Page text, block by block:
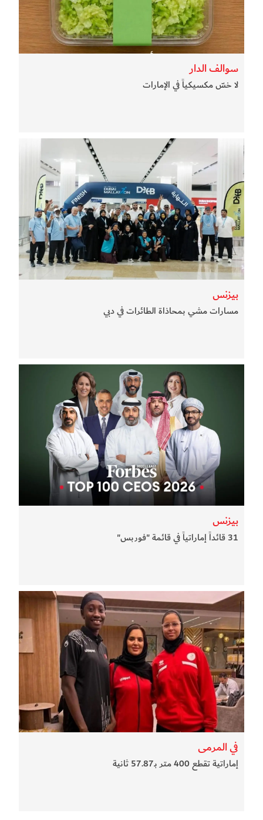
سوالف الدار
لا خسّ مكسيكياً في الإمارات
بيزنس
مسارات مشي بمحاذاة الطائرات في دبي
بيزنس
31 قائداً إماراتياً في قائمة "فوربس"
في المرمى
إماراتية تقطع 400 متر بـ57.87 ثانية